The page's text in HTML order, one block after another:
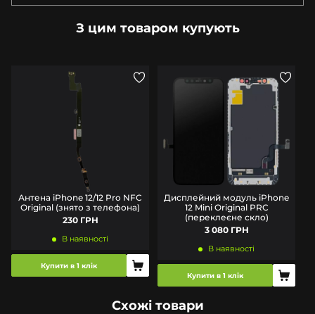
З цим товаром купують
Антена iPhone 12/12 Pro NFC
Original (знято з телефона)
230 ГРН
В наявності
Купити в 1 клік
Дисплейний модуль iPhone
12 Mini Original PRC
(переклеєне скло)
3 080 ГРН
В наявності
Купити в 1 клік
Схожі товари